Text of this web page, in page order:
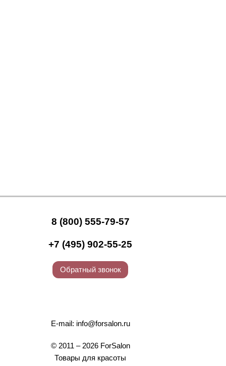
8 (800) 555-79-57
+7 (495) 902-55-25
Обратный звонок
E-mail: info@forsalon.ru
© 2011 – 2026 ForSalon
Товары для красоты